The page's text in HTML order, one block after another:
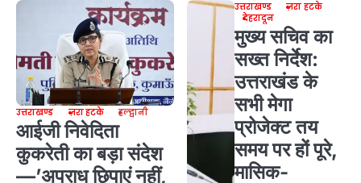
उत्तराखण्ड ज़रा हटके हल्द्वानी
आईजी निवेदिता
कुकरेती का बड़ा संदेश
—’अपराध छिपाएं नहीं,
उत्तराखण्ड
ज़रा हटके
देहरादून
मुख्य सचिव का
सख्त निर्देश:
उत्तराखंड के
सभी मेगा
प्रोजेक्ट तय
समय पर हों पूरे,
मासिक-